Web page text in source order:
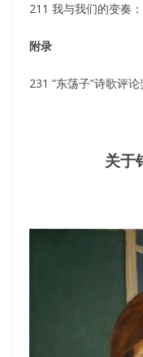
211 我与我们的变奏
附录
231 “东荡子”诗歌评
关于